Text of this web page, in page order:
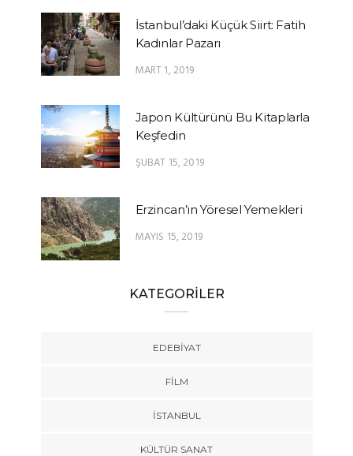
İstanbul’daki Küçük Siirt: Fatih
Kadınlar Pazarı
MART 1, 2019
Japon Kültürünü Bu Kitaplarla
Keşfedin
ŞUBAT 15, 2019
Erzincan’ın Yöresel Yemekleri
MAYIS 15, 2019
KATEGORİLER
EDEBIYAT
FILM
İSTANBUL
KÜLTÜR SANAT